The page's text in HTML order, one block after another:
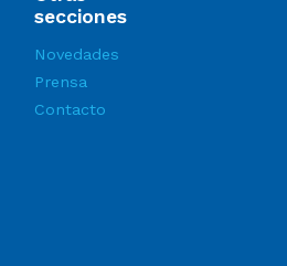
secciones
Novedades
Prensa
Contacto